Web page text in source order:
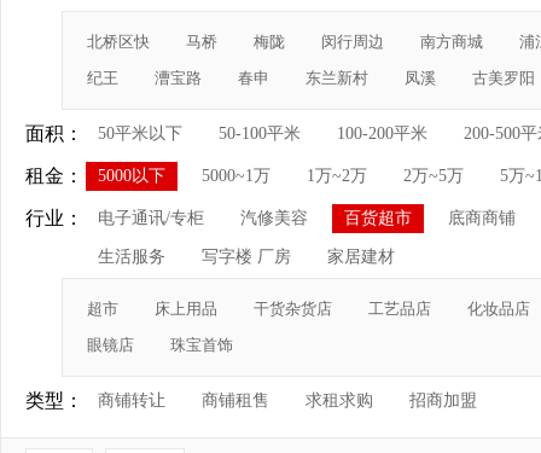
北桥区快 马桥 梅陇 闵行周边 南方商城
浦
纪王
漕宝路 春申 东兰新村 凤溪 古美罗阳
面积： 50平米以下 50-100平米 100-200平米 200-500
租金： 5000以下 5000~1万 1万~2万 2万~5万 5万
行业： 电子通讯/专柜 汽修美容 百货超市 底商商铺
生活服务 写字楼 厂房 家居建材
超市 床上用品 干货杂货店 工艺品店
化妆品店
眼镜店
珠宝首饰
类型： 商铺转让 商铺租售 求租求购 招商加盟